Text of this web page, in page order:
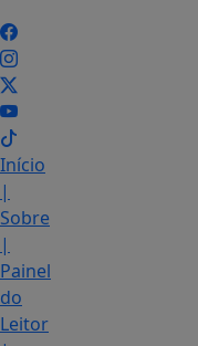
Início
|
Sobre
|
Painel
do
Leitor